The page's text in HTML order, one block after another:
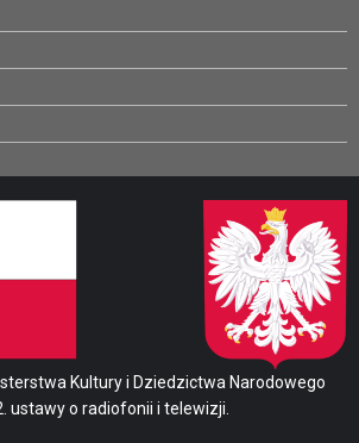
Kultury i Dziedzictwa Narodowego
ustawy o radiofonii i telewizji.